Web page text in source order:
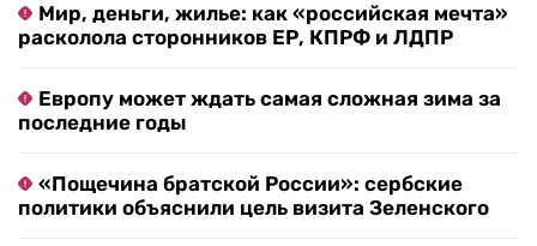
Мир, деньги, жилье: как «российская мечта»
расколола сторонников ЕР, КПРФ и ЛДПР
Европу может ждать самая сложная зима за
последние годы
«Пощечина братской России»: сербские
политики объяснили цель визита Зеленского